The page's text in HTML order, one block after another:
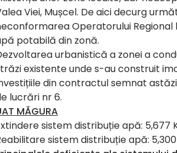
Viei, Mușcel. De aici decurg
Operatorului Regional
potabilă din zonă.
urbanistică a zonei a
existente unde s-au construit
din contractul semnat
lucrări nr 6.
MĂGURA
sistem distribuție apă: 5,677
sistem distribuție apă: